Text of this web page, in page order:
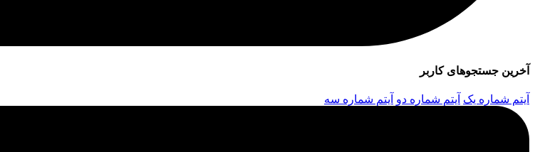
آخرین جستجوهای کاربر
آیتم شماره یک آیتم شماره دو آیتم شماره سه